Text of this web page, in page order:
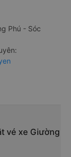
Phú - Sóc
vé xe Giường